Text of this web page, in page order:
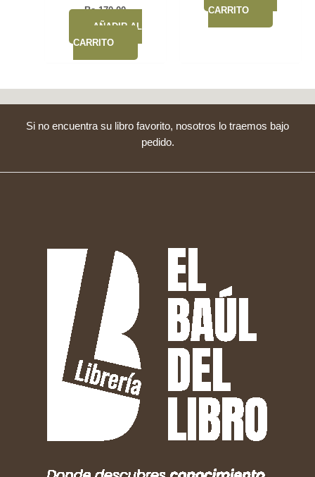
Bs.170,00
AÑADIR AL
CARRITO
CARRITO
Si no encuentra su libro favorito, nosotros lo traemos bajo
pedido.